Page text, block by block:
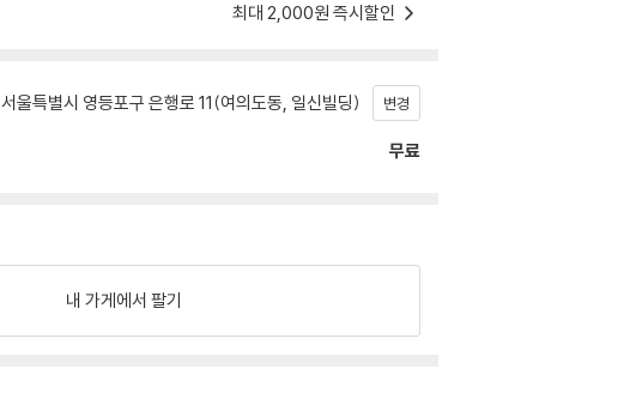
최대 2,000원 즉시할인
서울특별시 영등포구 은행로 11(여의도동, 일신빌딩) 변경
무료
내 가게에서 팔기